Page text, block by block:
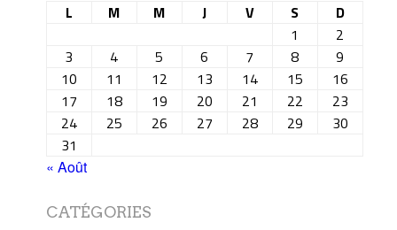
L
M M J V S
D
1
2
3
4 5 6 7 8
9
10
11 12 13 14 15
16
17
18 19 20 21 22
23
24
25 26 27 28 29
30
31
« Août
CATÉGORIES